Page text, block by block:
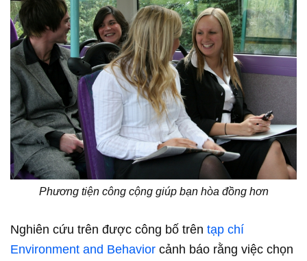
Phương tiện công cộng giúp bạn hòa đồng hơn
Nghiên cứu trên được công bố trên tạp chí
Environment and Behavior cảnh báo rằng việc chọn